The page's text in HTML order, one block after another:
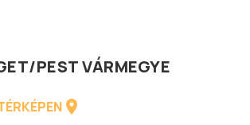
/PEST VÁRMEGYE